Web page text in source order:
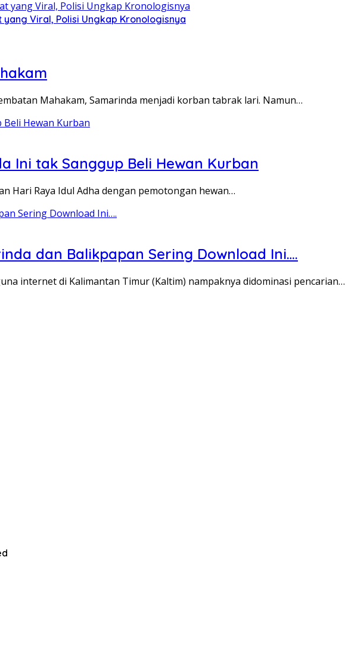
Viral, Polisi Ungkap Kronologisnya
Mahakam, Samarinda menjadi korban tabrak lari. Namun…
Ini tak Sanggup Beli Hewan Kurban
Hari Raya Idul Adha dengan pemotongan hewan…
dan Balikpapan Sering Download Ini….
internet di Kalimantan Timur (Kaltim) nampaknya didominasi pencarian…